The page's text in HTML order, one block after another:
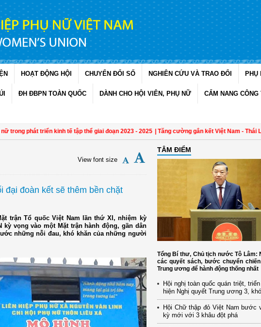
HOẠT ĐỘNG HỘI CHUYỂN ĐỔI SỐ NGHIÊN CỨU VÀ TRAO ĐỔI PHỤ
ĐH ĐBPN TOÀN QUỐC DÀNH CHO HỘI VIÊN, PHỤ NỮ CẨM NANG CÔNG
triển kinh tế tập thể giai đoạn 2023 - 2025 | Tăng cường gắn kết Việt Nam - Thái Lan qua
View font size
đoàn kết sẽ thêm bền chặt
trận Tổ quốc Việt Nam lần thứ XI, nhiệm kỳ
kỳ vọng vào một Mặt trận hành động, gần dân
những nỗi đau, khó khăn của những người
TÂM ĐIỂM
Tổng Bí thư, Chủ tịch nước Tô Lâm:
các quyết sách, bước chuyển
Trung ương để hành động thống nhất
Hội nghị toàn quốc quán triệt,
hiện Nghị quyết Trung ương 3,
Hội Chữ thập đỏ Việt Nam bước
kỳ mới với 3 khâu đột phá